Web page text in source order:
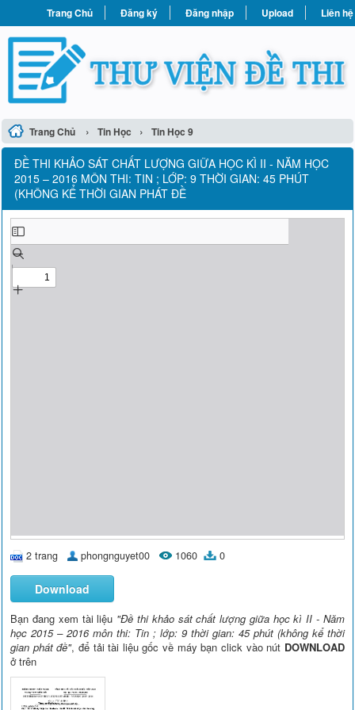
Trang Chủ Đăng ký Đăng nhập Upload Liên hệ
Trang Chủ › Tin Học › Tin Học 9
ĐỀ THI KHẢO SÁT CHẤT LƯỢNG GIỮA HỌC KÌ II - NĂM HỌC
2015 – 2016 MÔN THI: TIN ; LỚP: 9 THỜI GIAN: 45 PHÚT
(KHÔNG KỂ THỜI GIAN PHÁT ĐỀ
2 trang phongnguyet00 1060 0
Download
Bạn đang xem tài liệu "Đề thi khảo sát chất lượng giữa học kì II - Năm
học 2015 – 2016 môn thi: Tin ; lớp: 9 thời gian: 45 phút (không kể thời
gian phát đề", để tải tài liệu gốc về máy bạn click vào nút DOWNLOAD
ở trên